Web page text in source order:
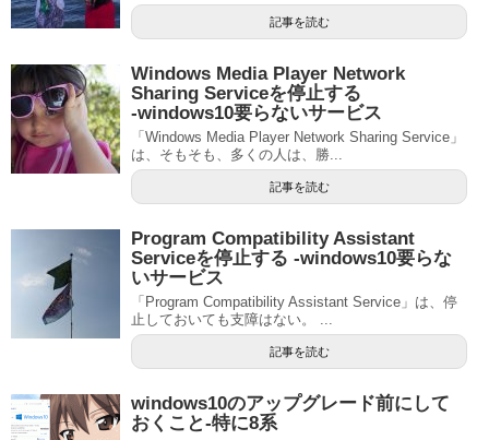
記事を読む
Windows Media Player Network
Sharing Serviceを停止する
‐windows10要らないサービス
「Windows Media Player Network Sharing Service」
は、そもそも、多くの人は、勝...
記事を読む
Program Compatibility Assistant
Serviceを停止する ‐windows10要らな
いサービス
「Program Compatibility Assistant Service」は、停
止しておいても支障はない。 ...
記事を読む
windows10のアップグレード前にして
おくこと‐特に8系